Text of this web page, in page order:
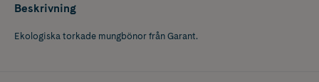
Beskrivning
Ekologiska torkade mungbönor från Garant.